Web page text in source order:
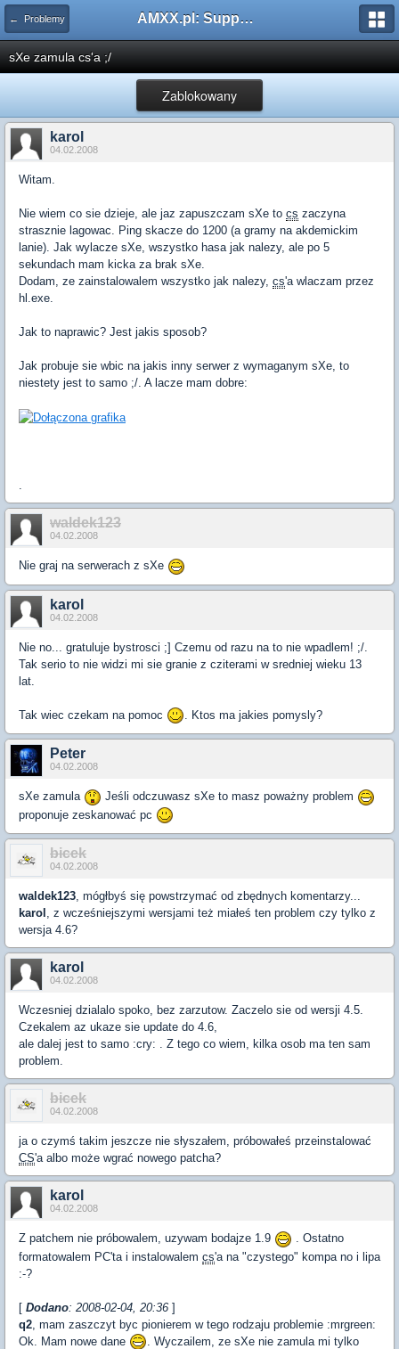
← Problemy AMXX.pl: Support AMX Mod X i SourceMod
sXe zamula cs'a ;/
Zablokowany
karol
04.02.2008
Witam.
Nie wiem co sie dzieje, ale jaz zapuszczam sXe to cs zaczyna
strasznie lagowac. Ping skacze do 1200 (a gramy na akdemickim
lanie). Jak wylacze sXe, wszystko hasa jak nalezy, ale po 5
sekundach mam kicka za brak sXe.
Dodam, ze zainstalowalem wszystko jak nalezy, cs'a wlaczam przez
hl.exe.
Jak to naprawic? Jest jakis sposob?
Jak probuje sie wbic na jakis inny serwer z wymaganym sXe, to
niestety jest to samo ;/. A lacze mam dobre:
.
waldek123
04.02.2008
Nie graj na serwerach z sXe
karol
04.02.2008
Nie no... gratuluje bystrosci ;] Czemu od razu na to nie wpadlem! ;/.
Tak serio to nie widzi mi sie granie z cziterami w sredniej wieku 13
lat.
Tak wiec czekam na pomoc . Ktos ma jakies pomysly?
Peter
04.02.2008
sXe zamula
Jeśli odczuwasz sXe to masz poważny problem
proponuje zeskanować pc
bicek
04.02.2008
waldek123, mógłbyś się powstrzymać od zbędnych komentarzy...
karol , z wcześniejszymi wersjami też miałeś ten problem czy tylko z
wersja 4.6?
karol
04.02.2008
Wczesniej dzialalo spoko, bez zarzutow. Zaczelo sie od wersji 4.5.
Czekalem az ukaze sie update do 4.6,
ale dalej jest to samo :cry: . Z tego co wiem, kilka osob ma ten sam
problem.
bicek
04.02.2008
ja o czymś takim jeszcze nie słyszałem, próbowałeś przeinstalować
CS'a albo może wgrać nowego patcha?
karol
04.02.2008
Z patchem nie próbowalem, uzywam bodajze 1.9
. Ostatno
formatowalem PC'ta i instalowalem cs'a na "czystego" kompa no i lipa
:-?
[ Dodano: 2008-02-04, 20:36 ]
q2 , mam zaszczyt byc pionierem w tego rodzaju problemie :mrgreen:
Ok. Mam nowe dane
. Wyczailem, ze sXe nie zamula mi tylko